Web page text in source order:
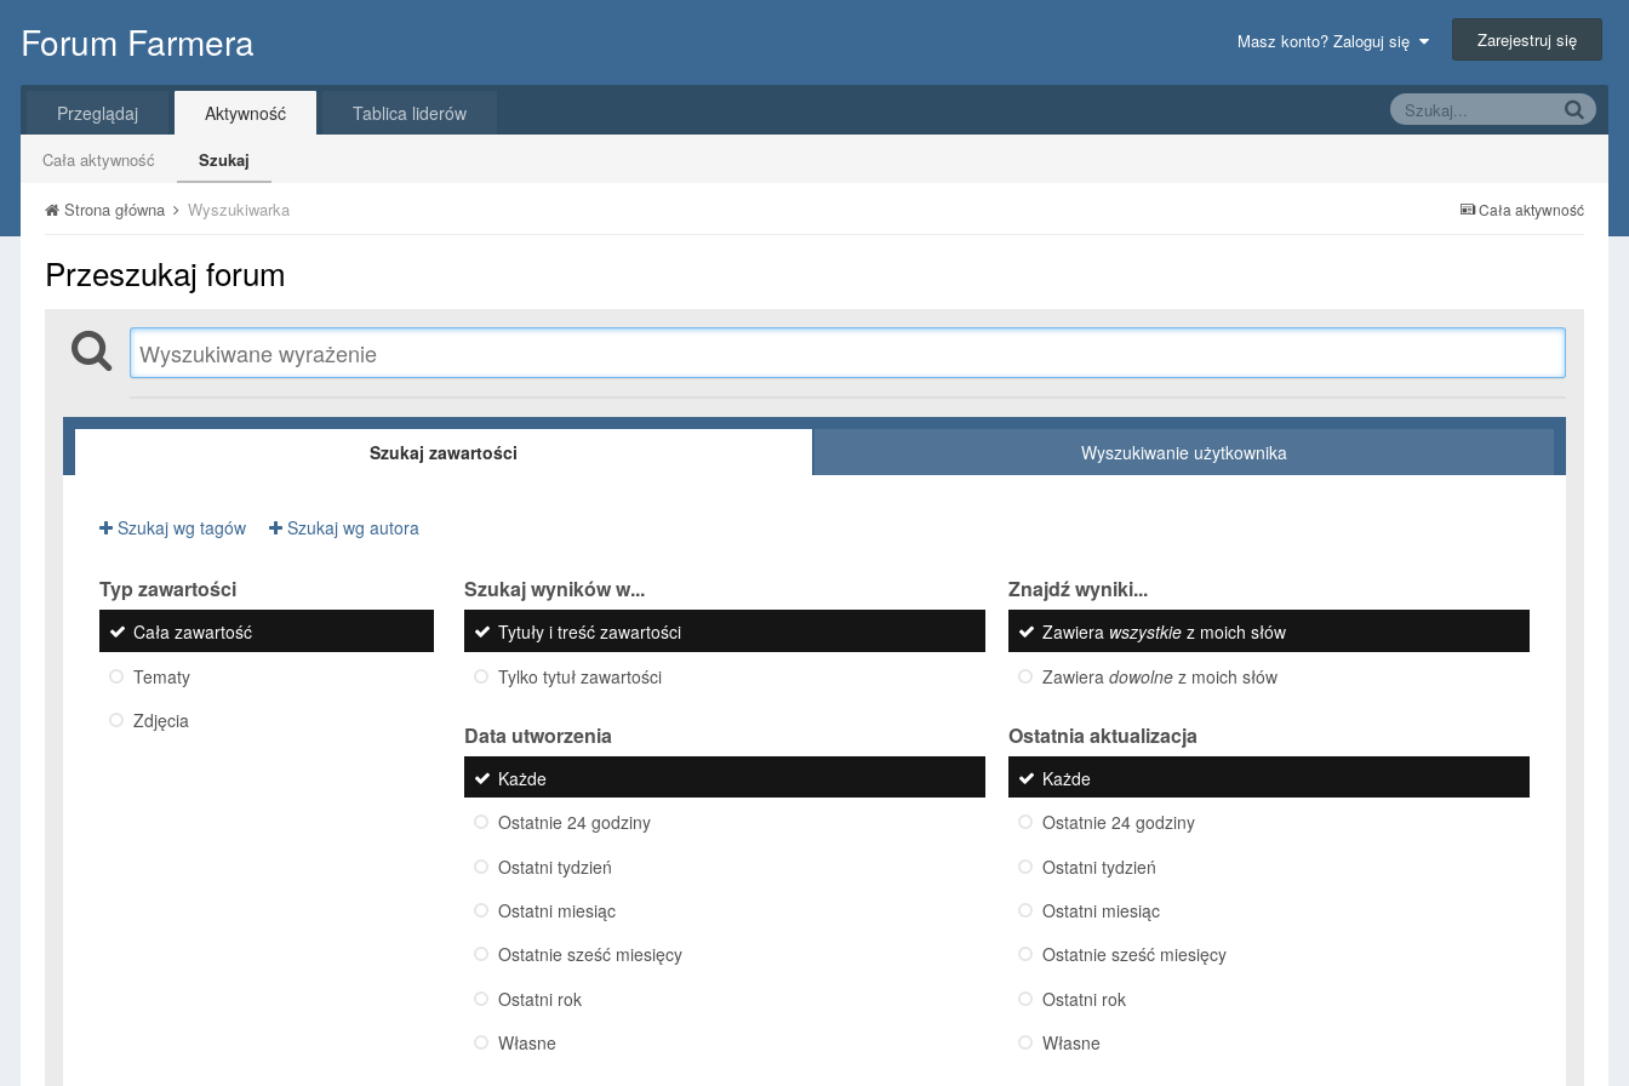
Forum Farmera Masz konto? Zaloguj się Zarejestruj się
Przeglądaj Aktywność
Cała aktywność Szukaj
Tablica liderów
Cała aktywność
Strona główna Wyszukiwarka
Przeszukaj forum
Szukaj zawartości Wyszukiwanie użytkownika
Szukaj wg tagów Szukaj wg autora
Typ zawartości
Cała zawartość
Tematy
Zdjęcia
Szukaj wyników w...
Tytuły i treść zawartości
Tylko tytuł zawartości
Znajdź wyniki...
Zawiera wszystkiez moich słów
Zawiera dowolnez moich słów
Data utworzenia
Każde
Ostatnie 24 godziny
Ostatni tydzień
Ostatni miesiąc
Ostatnie sześć miesięcy
Ostatni rok
Własne
Ostatnia aktualizacja
Każde
Ostatnie 24 godziny
Ostatni tydzień
Ostatni miesiąc
Ostatnie sześć miesięcy
Ostatni rok
Własne